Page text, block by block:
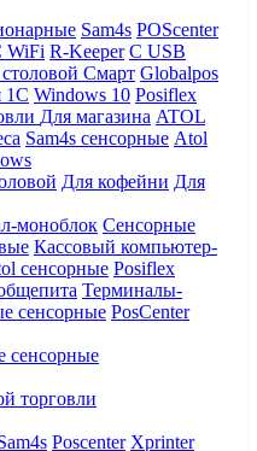
Sam4s POScenter
WiFi R-Keeper С USB
Смарт Globalpos
1С Windows 10 Posiflex
Для магазина ATOL
Sam4s сенсорные Atol
Для кофейни Для
моноблок Сенсорные
Кассовый компьютер-
сенсорные Posiflex
Терминалы-
сенсорные PosCenter
сенсорные
торговли
Poscenter Xprinter